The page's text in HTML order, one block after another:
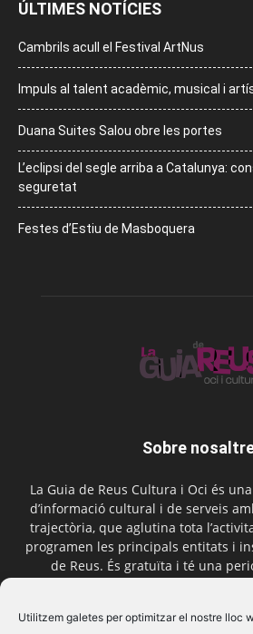
Utilitzem galetes per optimitzar el nostre lloc
ÚLTIMES NOTÍCIES
Cambrils acull el Festival ArtNus
Impuls al talent acadèmic, musical i
Duana Suites Salou obre les portes
L’eclipsi del segle arriba a Catalunya:
seguretat
Festes d’Estiu de Masboquera
Sobre
La Guia de Reus Cultura i Oci és
d’informació cultural i de serveis
trajectòria, que aglutina tota
programen les principals entitats i
de Reus. És gratuïta i té una